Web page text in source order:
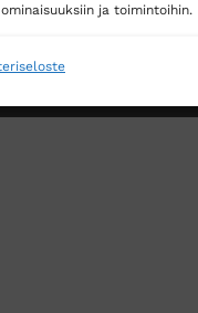
ja toimintoihin.